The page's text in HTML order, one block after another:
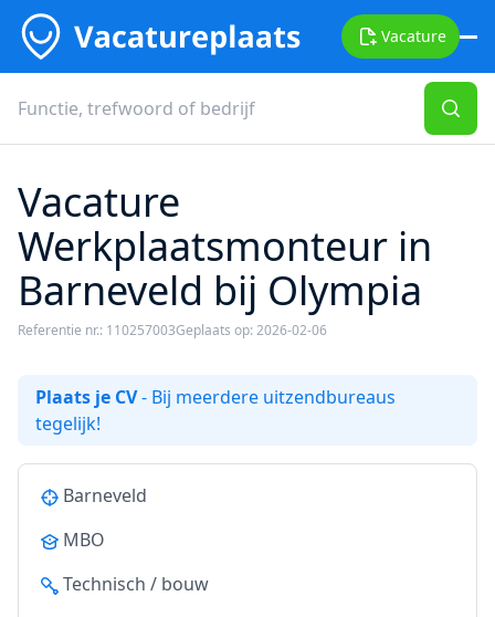
Vacature
Vacature
Werkplaatsmonteur in
Barneveld bij Olympia
Referentie nr.: 110257003Geplaats op: 2026-02-06
Plaats je CV- Bij meerdere uitzendbureaus
tegelijk!
Barneveld
MBO
Technisch / bouw